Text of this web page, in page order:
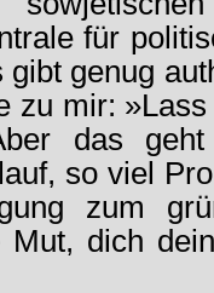
für
genug
zu mir:
das
so viel
zum
Mut, dich